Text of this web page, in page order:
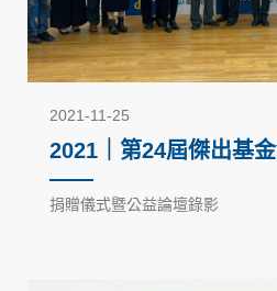
2021-11-25
2021｜第24屆傑出基
回饋社會公益活動
捐贈儀式暨公益論壇錄影